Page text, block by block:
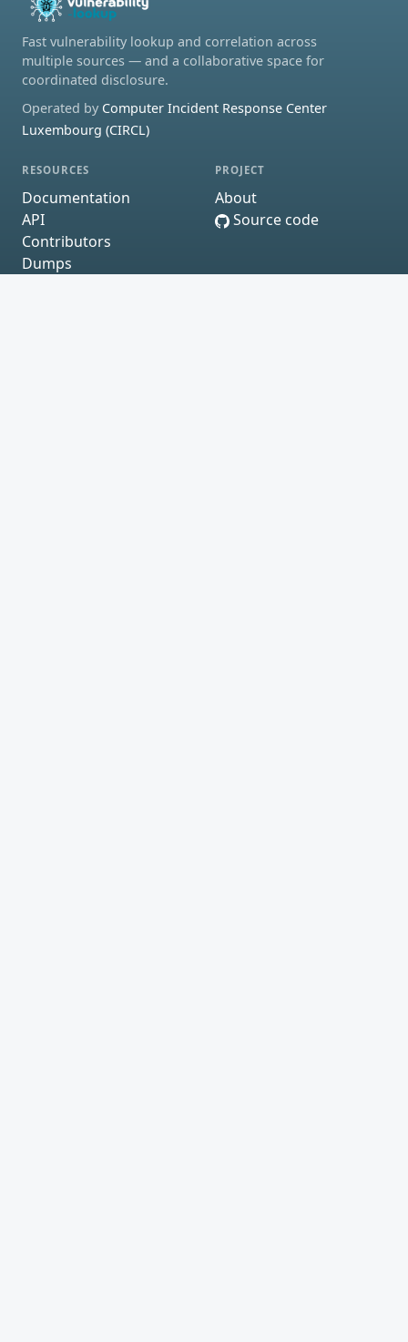
Fast vulnerability lookup and correlation across
multiple sources — and a collaborative space for
coordinated disclosure.
Operated by Computer Incident Response Center
Luxembourg (CIRCL)
RESOURCES
Documentation
API
Contributors
Dumps
PROJECT
About
Source code